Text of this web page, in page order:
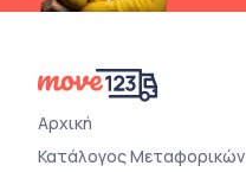
Αρχική
Κατάλογος Μεταφορικών